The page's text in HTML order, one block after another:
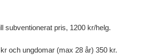
subventionerat pris, 1200 kr/helg.
och ungdomar (max 28 år) 350 kr.